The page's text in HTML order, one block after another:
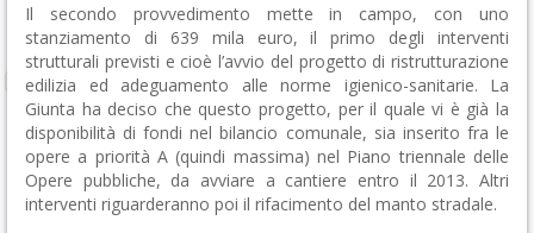
Il secondo provvedimento mette in campo, con uno
stanziamento di 639 mila euro, il primo degli interventi
strutturali previsti e cioè l’avvio del progetto di ristrutturazione
edilizia ed adeguamento alle norme igienico-sanitarie. La
Giunta ha deciso che questo progetto, per il quale vi è già la
disponibilità di fondi nel bilancio comunale, sia inserito fra le
opere a priorità A (quindi massima) nel Piano triennale delle
Opere pubbliche, da avviare a cantiere entro il 2013. Altri
interventi riguarderanno poi il rifacimento del manto stradale.